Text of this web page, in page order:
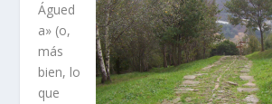
Águed
a» (o,
más
bien, lo
que